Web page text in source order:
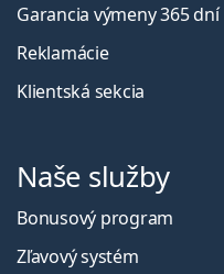
Garancia výmeny 365 dní
Reklamácie
Klientská sekcia
Naše služby
Bonusový program
Zľavový systém